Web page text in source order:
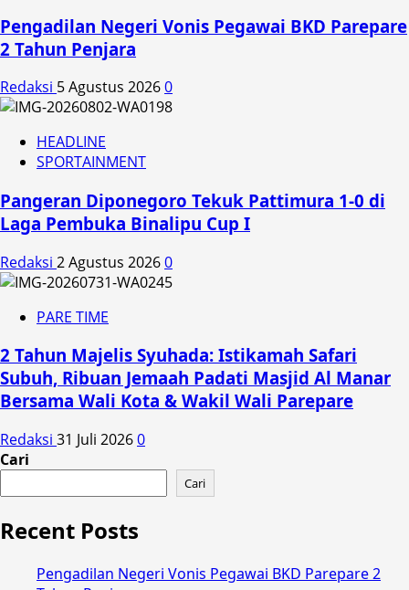
Pengadilan Negeri Vonis Pegawai BKD Parepare
2 Tahun Penjara
Redaksi 5 Agustus 20260
HEADLINE
SPORTAINMENT
Pangeran Diponegoro Tekuk Pattimura 1-0 di
Laga Pembuka Binalipu Cup I
Redaksi 2 Agustus 20260
PARE TIME
2 Tahun Majelis Syuhada: Istikamah Safari
Subuh, Ribuan Jemaah Padati Masjid Al Manar
Bersama Wali Kota & Wakil Wali Parepare
Redaksi 31 Juli 20260
Cari
Cari
Recent Posts
Pengadilan Negeri Vonis Pegawai BKD Parepare 2